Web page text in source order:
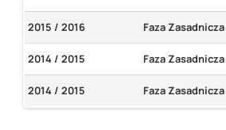
2015 / 2016 Faza Zasadnicza
2014 / 2015 Faza Zasadnicza
2014 / 2015 Faza Zasadnicza